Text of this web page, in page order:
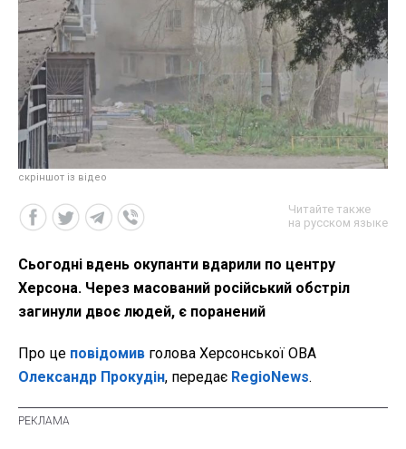
скріншот із відео
Читайте также
на русском языке
Сьогодні вдень окупанти вдарили по центру
Херсона. Через масований російський обстріл
загинули двоє людей, є поранений
Про це повідомив голова Херсонської ОВА
Олександр Прокудін, передає RegioNews.